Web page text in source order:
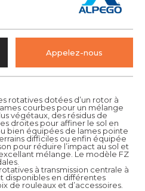
rotatives dotées d’un rotor à
courbes pour un mélange
végétaux, des résidus de
droites pour affiner le sol en
bien équipées de lames pointe
difficiles ou enfin équipée
pour réduire l’impact au sol et
mélange. Le modèle FZ
à transmission centrale à
disponibles en différentes
de rouleaux et d’accessoires.
Appelez-nous